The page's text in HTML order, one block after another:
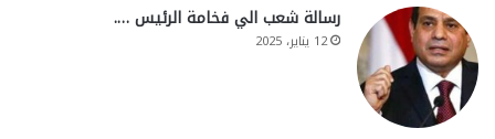
رسالة شعب الي فخامة الرئيس ….
12 يناير، 2025